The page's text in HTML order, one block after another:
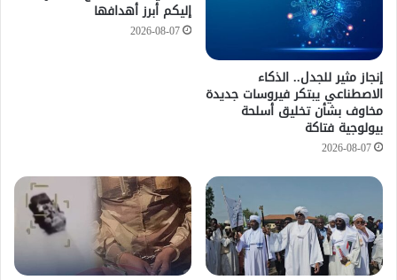
إنجاز مثير للجدل.. الذكاء
الاصطناعي يبتكر فيروسات جديدة
مخاوف بشأن تخليق أسلحة
بيولوجية فتاكة
2026-08-07
إليكم أبرز أهدافها
2026-08-07